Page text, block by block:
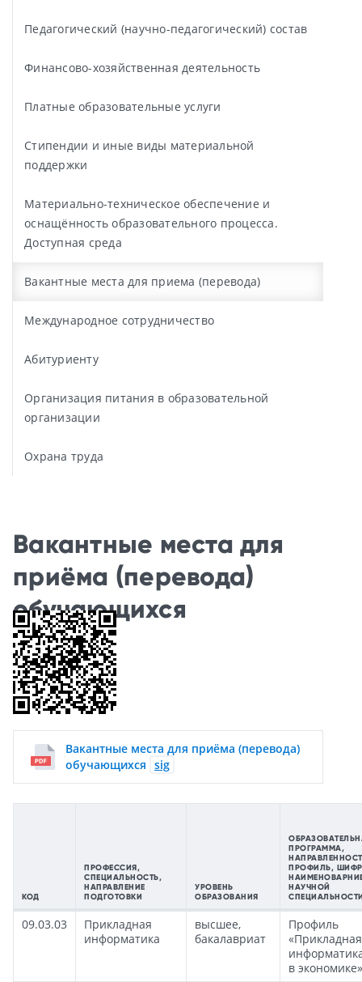
Педагогический (научно-педагогический) состав
Финансово-хозяйственная деятельность
Платные образовательные услуги
Стипендии и иные виды материальной
поддержки
Материально-техническое обеспечение и
оснащённость образовательного процесса.
Доступная среда
Вакантные места для приема (перевода)
Международное сотрудничество
Абитуриенту
Организация питания в образовательной
организации
Охрана труда
Вакантные места для
приёма (перевода)
обучающихся
Вакантные места для приёма (перевода)
обучающихся sig
КОД
ПРОФЕССИЯ,
СПЕЦИАЛЬНОСТЬ,
НАПРАВЛЕНИЕ
ПОДГОТОВКИ
УРОВЕНЬ
ОБРАЗОВАНИЯ
ПРОГРАММА,
ПРОФИЛЬ,
НАУЧНОЙ
09.03.03
Прикладная
информатика
высшее,
бакалавриат
Профиль
«Прикладная
в экономике»